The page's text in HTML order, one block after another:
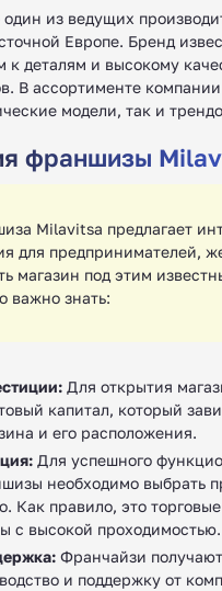
один из ведущих
Европе. Бренд
к деталям и высокому
В ассортименте
модели, так и
франшизы
Milavitsa предлагает
для предпринимателей,
магазин под этим
важно знать:
Для открытия
капитал, который
и его расположения.
Для успешного
необходимо выбрать
Как правило, это
с высокой проходимостью.
Франчайзи
и поддержку от